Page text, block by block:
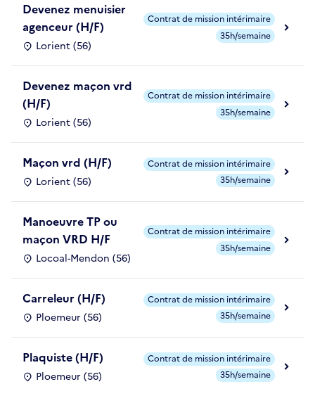
Devenez menuisier
agenceur (H/F)
Lorient (56)
Contrat de mission intérimaire
35h/semaine
Devenez maçon vrd
(H/F)
Lorient (56)
Contrat de mission intérimaire
35h/semaine
Maçon vrd (H/F)
Lorient (56)
Contrat de mission intérimaire
35h/semaine
Manoeuvre TP ou
maçon VRD H/F
Locoal-Mendon (56)
Contrat de mission intérimaire
35h/semaine
Carreleur (H/F)
Ploemeur (56)
Contrat de mission intérimaire
35h/semaine
Plaquiste (H/F)
Ploemeur (56)
Contrat de mission intérimaire
35h/semaine